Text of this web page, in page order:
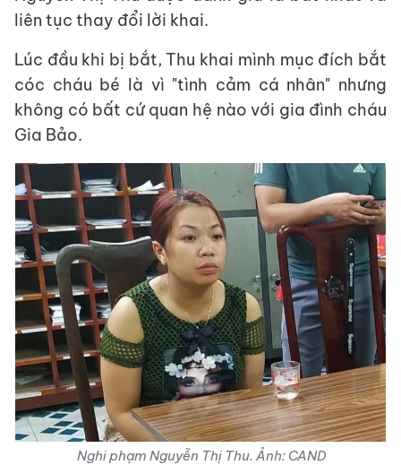
liên tục thay đổi lời khai.
Lúc đầu khi bị bắt, Thu khai mình mục đích bắt
cóc cháu bé là vì "tình cảm cá nhân" nhưng
không có bất cứ quan hệ nào với gia đình cháu
Gia Bảo.
Nghi phạm Nguyễn Thị Thu. Ảnh: CAND